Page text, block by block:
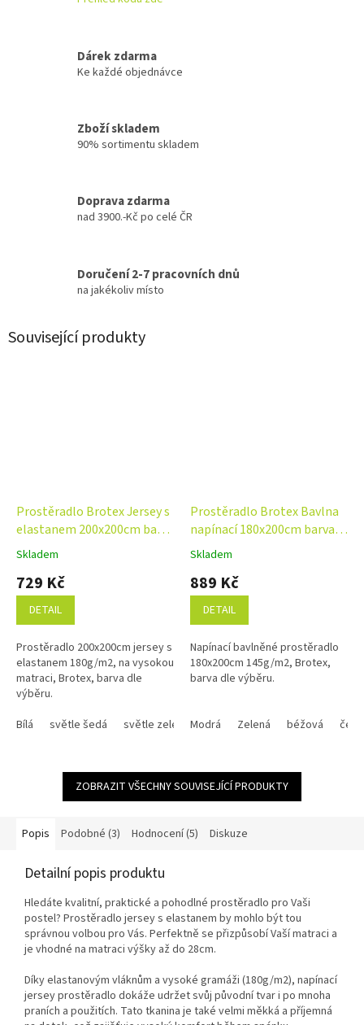
Dárek zdarma
Ke každé objednávce
Zboží skladem
90% sortimentu skladem
Doprava zdarma
nad 3900.-Kč po celé ČR
Doručení 2-7 pracovních dnů
na jakékoliv místo
Související produkty
Prostěradlo Brotex Jersey s
elastanem 200x200cm barva
dle výběru NA VYSOKOU
Průměrné
hodnocení
produktu
4,8
5
hvězdiček.
Skladem
729 Kč
DETAIL
Prostěradlo 200x200cm jersey s
elastanem 180g/m2, na vysokou
matraci, Brotex, barva dle
výběru.
Bílá
světle šedá světle zelená smetanová oříšková
Prostěradlo Brotex Bavlna
napínací 180x200cm barva
dle výběru
Průměrné
hodnocení
produktu
4,8
5
hvězdiček.
Skladem
889 Kč
DETAIL
Napínací bavlněné prostěradlo
180x200cm 145g/m2, Brotex,
barva dle výběru.
Modrá Zelená béžová
ZOBRAZIT VŠECHNY SOUVISEJÍCÍ PRODUKTY
Popis Podobné (3) Hodnocení (5) Diskuze
Detailní popis produktu
Hledáte kvalitní, praktické a pohodlné prostěradlo pro Vaši
postel? Prostěradlo jersey s elastanem by mohlo být tou
správnou volbou pro Vás. Perfektně se přizpůsobí Vaší matraci a
je vhodné na matraci výšky až do 28cm.
Díky elastanovým vláknům a vysoké gramáži (180g/m2), napínací
jersey prostěradlo dokáže udržet svůj původní tvar i po mnoha
praních a použitích. Tato tkanina je také velmi měkká a příjemná